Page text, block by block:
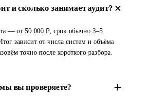
и сколько занимает аудит?
— от 50 000 ₽, срок обычно 3–5
зависит от числа систем и объёма
точно после короткого разбора.
вы проверяете?